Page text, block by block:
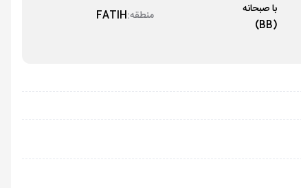
با صبحانه
(BB)
منطقه:FATIH